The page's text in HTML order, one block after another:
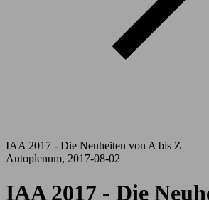
IAA 2017 - Die Neuheiten von A bis Z
Autoplenum, 2017-08-02
IAA 2017 - Die